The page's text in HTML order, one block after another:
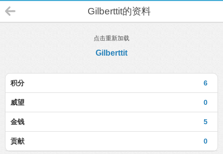
Gilberttit的资料
点击重新加载
Gilberttit
6
积分
0
威望
5
金钱
0
贡献